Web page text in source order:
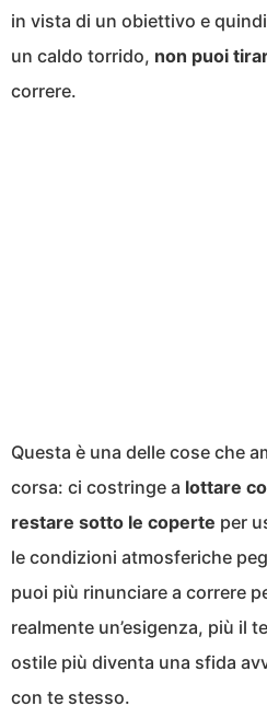
in vista di un obiettivo e
un caldo torrido, non puoi
correre.
Questa è una delle cose che
corsa: ci costringe a lottare
restare sotto le coperte per
le condizioni atmosferiche
puoi più rinunciare a correre
realmente un’esigenza, più il
ostile più diventa una sfida
con te stesso.